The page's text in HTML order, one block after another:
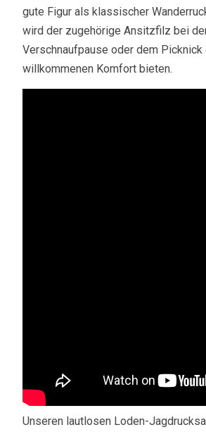
gute Figur als klassischer
wird der zugehörige Ansitzfilz bei
Verschnaufpause oder dem Picknick
willkommenen Komfort bieten.
Unseren lautlosen Loden-